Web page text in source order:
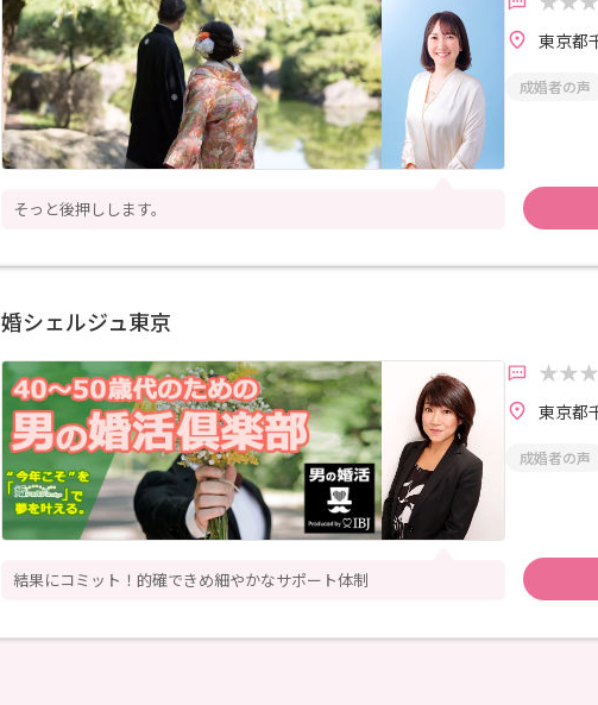
そっと後押しします。
東京都
成婚者の声
婚シェルジュ東京
結果にコミット！的確できめ細やかなサポート体制
東京都
成婚者の声